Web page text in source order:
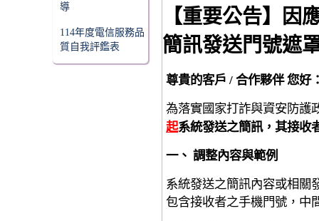
導
114年度電信服務品
質自我評鑑表
【重要公告】因
簡訊發送門號遮
尊貴的客戶 / 合作夥伴 您好
為落實國家打詐與資安防護
起系統發送之簡訊，其接收
一、 調整內容與範例
系統發送之簡訊內容或相關
包含接收者之手機門號，中